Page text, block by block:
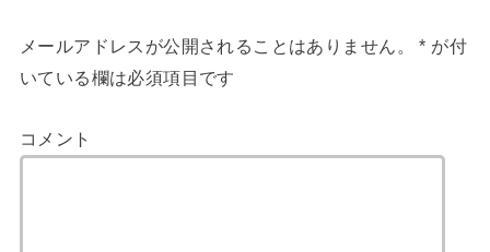
メールアドレスが公開されることはありません。 * が付
いている欄は必須項目です
コメント